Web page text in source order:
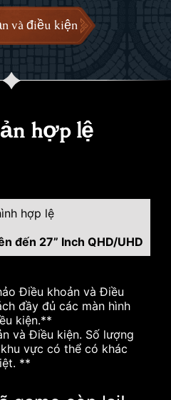
và điều kiện
hợp lệ
hợp lệ
đến 27” Inch QHD/UHD
Điều khoản và Điều
đầy đủ các màn hình
kiện.**
và Điều kiện. Số lượng
vực có thể có khác
**